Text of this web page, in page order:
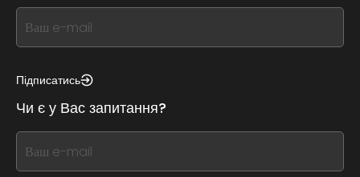
If
you
this,
this
form
field
Підписатись
Чи є у Вас запитання?
If
you